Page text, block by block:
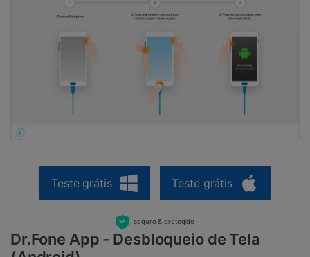
Teste grátis Teste grátis
seguro & protegido
Dr.Fone App - Desbloqueio de Tela